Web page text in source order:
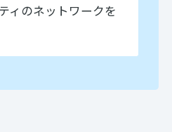
ィのネットワークを